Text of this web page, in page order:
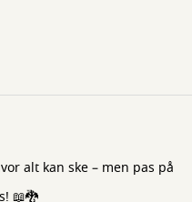
alt kan ske – men pas på
📖🐉